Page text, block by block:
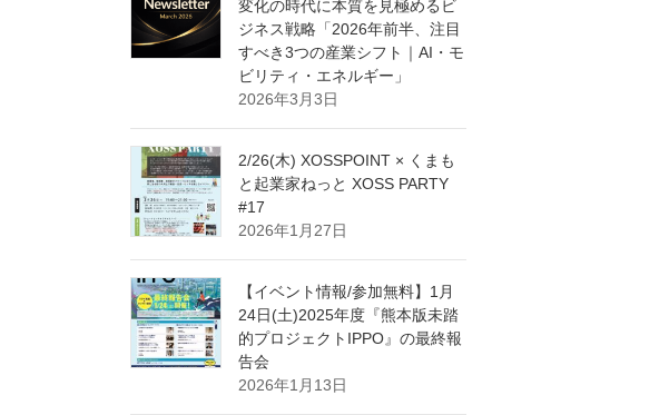
変化の時代に本質を見極めるビ
ジネス戦略「2026年前半、注目
すべき3つの産業シフト｜AI・モ
ビリティ・エネルギー」
2026年3月3日
2/26(木) XOSSPOINT × くまも
と起業家ねっと XOSS PARTY
#17
2026年1月27日
【イベント情報/参加無料】1月
24日(土)2025年度『熊本版未踏
的プロジェクトIPPO』の最終報
告会
2026年1月13日